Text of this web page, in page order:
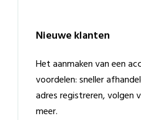
Nieuwe klanten
Het aanmaken van een
voordelen: sneller
adres registreren, volgen
meer.